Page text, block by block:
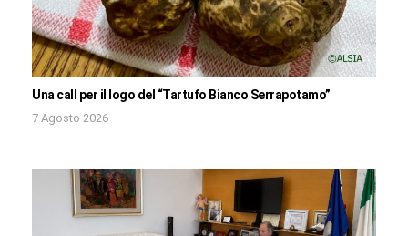
Una call per il logo del “Tartufo Bianco Serrapotamo”
7 Agosto 2026